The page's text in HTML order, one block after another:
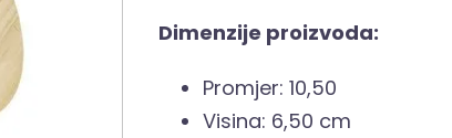
Dimenzije proizvoda:
Promjer: 10,50
Visina: 6,50 cm